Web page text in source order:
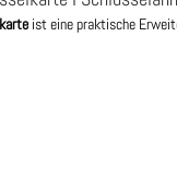
ist eine praktische